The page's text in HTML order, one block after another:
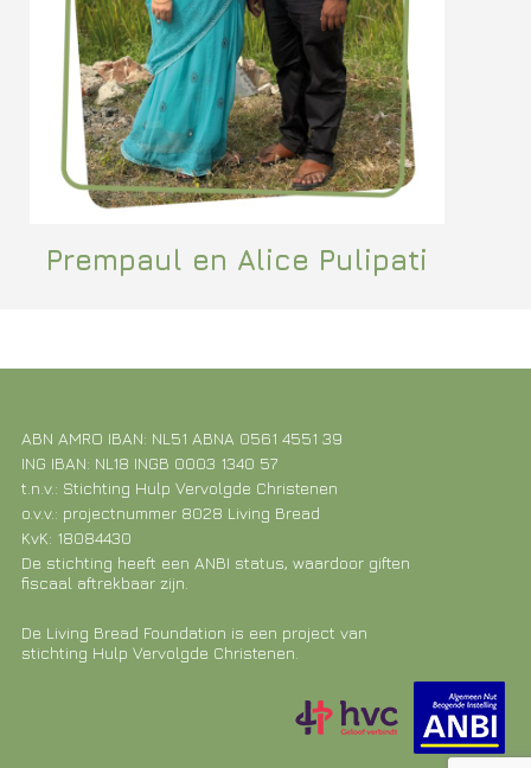
Prempaul en Alice Pulipati
ABN AMRO IBAN: NL51 ABNA 0561 4551 39
ING IBAN: NL18 INGB 0003 1340 57
t.n.v.: Stichting Hulp Vervolgde Christenen
o.v.v.: projectnummer 8028 Living Bread
KvK: 18084430
De stichting heeft een ANBI status, waardoor giften
fiscaal aftrekbaar zijn.
De Living Bread Foundation is een project van
stichting Hulp Vervolgde Christenen.